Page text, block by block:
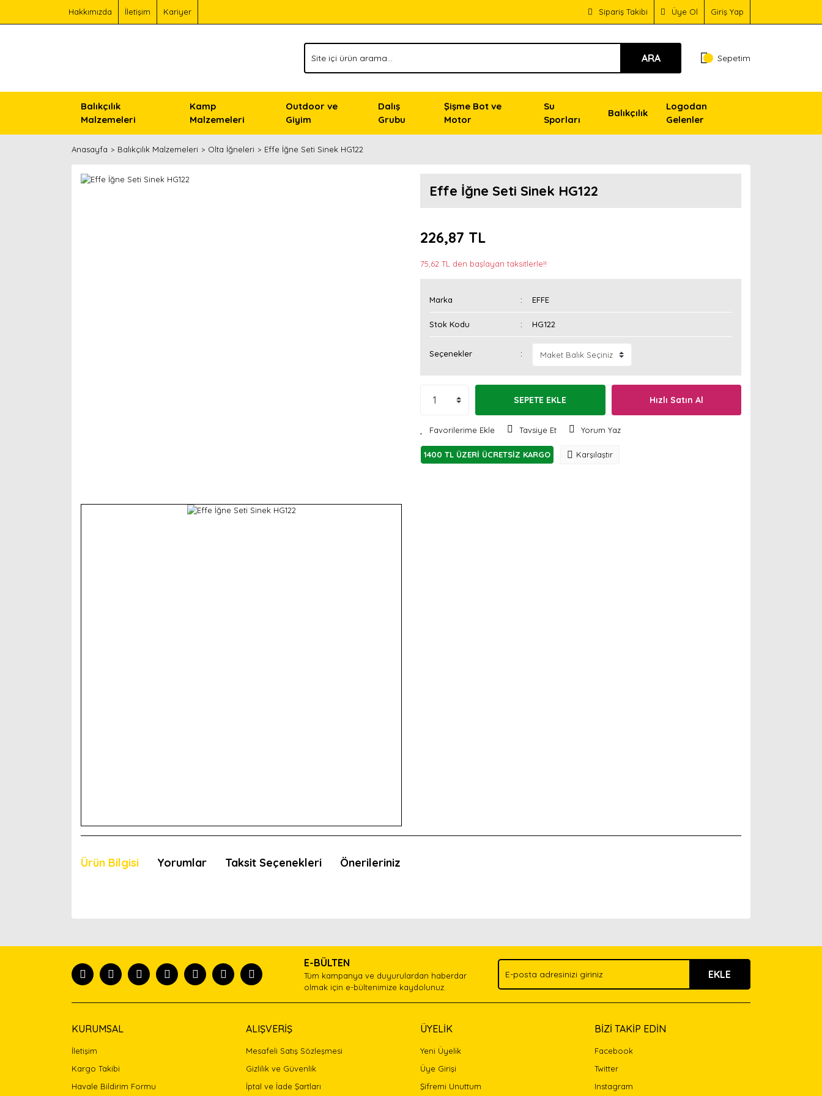
Hakkımızda İletişim Kariyer Sipariş Takibi Üye Ol Giriş Yap
ARA Sepetim
Balıkçılık
Malzemeleri
Kamp
Malzemeleri
Outdoor ve
Giyim
Dalış
Grubu
Şişme Bot ve
Motor
Su
Sporları
Balıkçılık
Logodan
Gelenler
Anasayfa Balıkçılık Malzemeleri Olta İğneleri Effe İğne Seti Sinek HG122
Effe İğne Seti Sinek HG122
226,87 TL
75,62 TL den başlayan taksitlerle!!
Marka EFFE
Stok Kodu HG122
Seçenekler
SEPETE EKLE Hızlı Satın Al
Tavsiye Et Yorum Yaz
1400 TL ÜZERİ ÜCRETSİZ KARGO Karşılaştır
Ürün Bilgisi Yorumlar Taksit Seçenekleri Önerileriniz
Ürün açıklamasında eksik bilgiler bulunuyor.
Bu ürüne benzer farklı alternatifler olmalı.
E-BÜLTEN
Tüm kampanya ve duyurulardan haberdar
olmak için e-bültenimize kaydolunuz.
EKLE
KURUMSAL
İletişim
Kargo Takibi
Havale Bildirim Formu
ALIŞVERİŞ
Mesafeli Satış Sözleşmesi
Gizlilik ve Güvenlik
İptal ve İade Şartları
ÜYELİK
Yeni Üyelik
Üye Girişi
Şifremi Unuttum
BİZİ TAKİP EDİN
Facebook
Twitter
Instagram